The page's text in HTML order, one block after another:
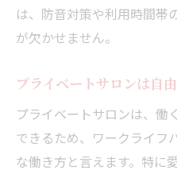
は、防音対策や利用時間帯
が欠かせません。
プライベートサロンは自
プライベートサロンは、働
できるため、ワークライフ
な働き方と言えます。特に